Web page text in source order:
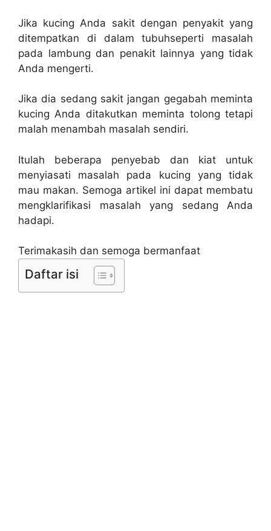
Jika kucing Anda sakit dengan penyakit yang
ditempatkan di dalam tubuhseperti masalah
pada lambung dan penakit lainnya yang tidak
Anda mengerti.
Jika dia sedang sakit jangan gegabah meminta
kucing Anda ditakutkan meminta tolong tetapi
malah menambah masalah sendiri.
Itulah beberapa penyebab dan kiat untuk
menyiasati masalah pada kucing yang tidak
mau makan. Semoga artikel ini dapat membatu
mengklarifikasi masalah yang sedang Anda
hadapi.
Terimakasih dan semoga bermanfaat
Daftar isi